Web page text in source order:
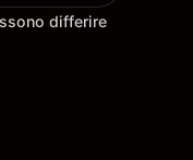
differire